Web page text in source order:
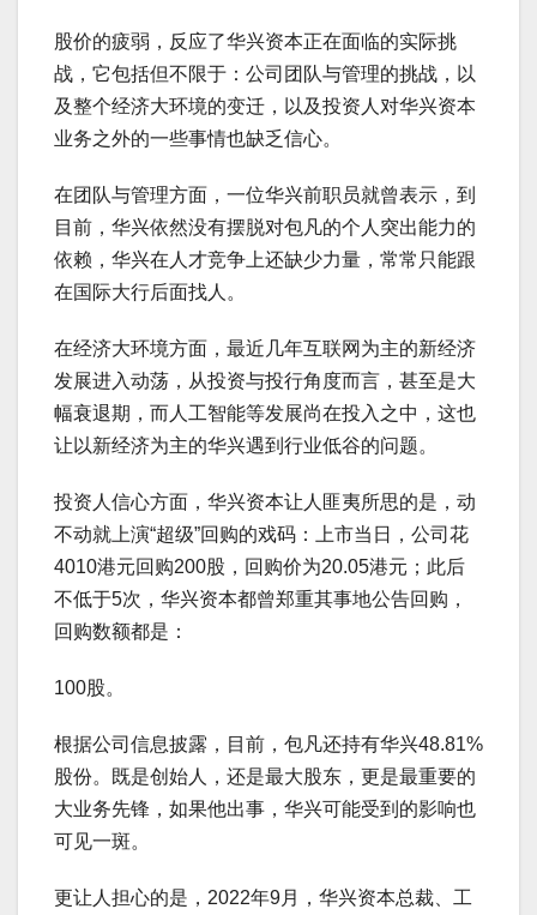
股价的疲弱，反应了华兴资本正在面临的实际挑
战，它包括但不限于：公司团队与管理的挑战，以
及整个经济大环境的变迁，以及投资人对华兴资本
业务之外的一些事情也缺乏信心。
在团队与管理方面，一位华兴前职员就曾表示，到
目前，华兴依然没有摆脱对包凡的个人突出能力的
依赖，华兴在人才竞争上还缺少力量，常常只能跟
在国际大行后面找人。
在经济大环境方面，最近几年互联网为主的新经济
发展进入动荡，从投资与投行角度而言，甚至是大
幅衰退期，而人工智能等发展尚在投入之中，这也
让以新经济为主的华兴遇到行业低谷的问题。
投资人信心方面，华兴资本让人匪夷所思的是，动
不动就上演“超级”回购的戏码：上市当日，公司花
4010港元回购200股，回购价为20.05港元；此后
不低于5次，华兴资本都曾郑重其事地公告回购，
回购数额都是：
100股。
根据公司信息披露，目前，包凡还持有华兴48.81%
股份。既是创始人，还是最大股东，更是最重要的
大业务先锋，如果他出事，华兴可能受到的影响也
可见一斑。
更让人担心的是，2022年9月，华兴资本总裁、工